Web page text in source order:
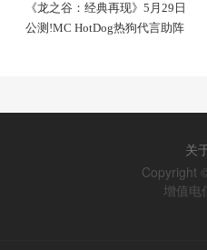
《龙之谷：经典再现》5月29日
公测!MC HotDog热狗代言助阵
关
Copyright
增值电